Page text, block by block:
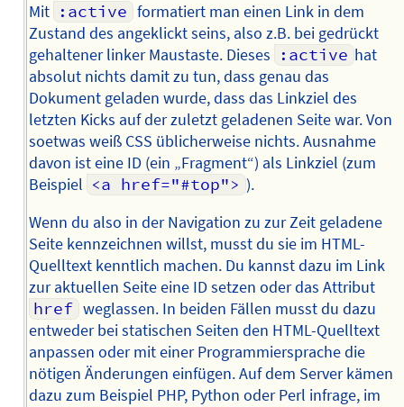
Mit :active formatiert man einen Link in dem
Zustand des angeklickt seins, also z.B. bei gedrückt
gehaltener linker Maustaste. Dieses
:active hat
absolut nichts damit zu tun, dass genau das
Dokument geladen wurde, dass das Linkziel des
letzten Kicks auf der zuletzt geladenen Seite war. Von
soetwas weiß CSS üblicherweise nichts. Ausnahme
davon ist eine ID (ein „Fragment“) als Linkziel (zum
Beispiel <a href="#top"> ).
Wenn du also in der Navigation zu zur Zeit geladene
Seite kennzeichnen willst, musst du sie im HTML-
Quelltext kenntlich machen. Du kannst dazu im Link
zur aktuellen Seite eine ID setzen oder das Attribut
href weglassen. In beiden Fällen musst du dazu
entweder bei statischen Seiten den HTML-Quelltext
anpassen oder mit einer Programmiersprache die
nötigen Änderungen einfügen. Auf dem Server kämen
dazu zum Beispiel PHP, Python oder Perl infrage, im